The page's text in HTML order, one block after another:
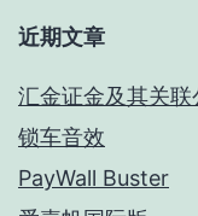
近期文章
汇金证金及其关
锁车音效
PayWall Buster